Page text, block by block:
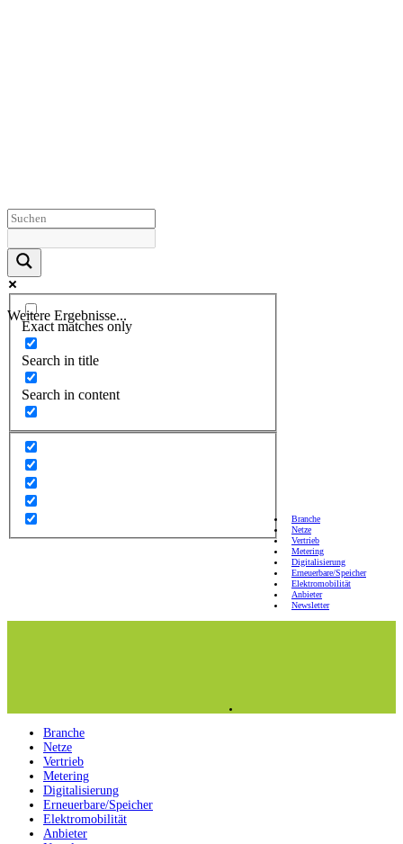
Weitere Ergebnisse...
Exact matches only
Search in title
Search in content
Branche
Netze
Vertrieb
Metering
Digitalisierung
Erneuerbare/Speicher
Elektromobilität
Anbieter
Newsletter
Branche
Netze
Vertrieb
Metering
Digitalisierung
Erneuerbare/Speicher
Elektromobilität
Anbieter